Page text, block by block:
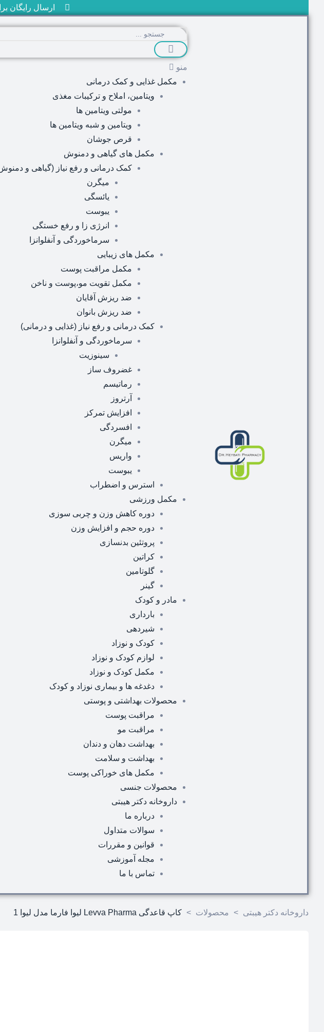
ارسال رایگان برای
منو
مکمل غذایی و کمک درمانی
ویتامین، املاح و ترکیبات مغذی
مولتی ویتامین ها
ویتامین و شبه ویتامین ها
قرص جوشان
مکمل های گیاهی و دمنوش
کمک درمانی و رفع نیاز (گیاهی و
میگرن
یائسگی
یبوست
انرژی زا و رفع خستگی
سرماخوردگی و آنفلوانزا
مکمل های زیبایی
مکمل مراقبت پوست
مکمل تقویت مو،پوست و ناخن
ضد ریزش آقایان
ضد ریزش بانوان
کمک درمانی و رفع نیاز (غذایی و درمانی)
سرماخوردگی و آنفلوانزا
سینوزیت
غضروف ساز
رماتیسم
آرتروز
افزایش تمرکز
افسردگی
میگرن
واریس
یبوست
استرس و اضطراب
مکمل ورزشی
دوره کاهش وزن و چربی سوزی
دوره حجم و افزایش وزن
پروتئین بدنسازی
کراتین
گلوتامین
گینر
مادر و کودک
بارداری
شیردهی
کودک و نوزاد
لوازم کودک و نوزاد
مکمل کودک و نوزاد
دغدغه ها و بیماری نوزاد و کودک
محصولات بهداشتی و پوستی
مراقبت پوست
مراقبت مو
بهداشت دهان و دندان
بهداشت و سلامت
مکمل های خوراکی پوست
محصولات جنسی
داروخانه دکتر هیبتی
درباره ما
سوالات متداول
قوانین و مقررات
مجله آموزشی
تماس با ما
داروخانه دکتر هیبتی > محصولات > کاپ قاعدگی Levva Pharma لیوا فارما مدل لیوا 1